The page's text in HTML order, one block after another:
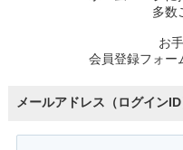
多数
お
会員登録フォー
メールアドレス（ログインID